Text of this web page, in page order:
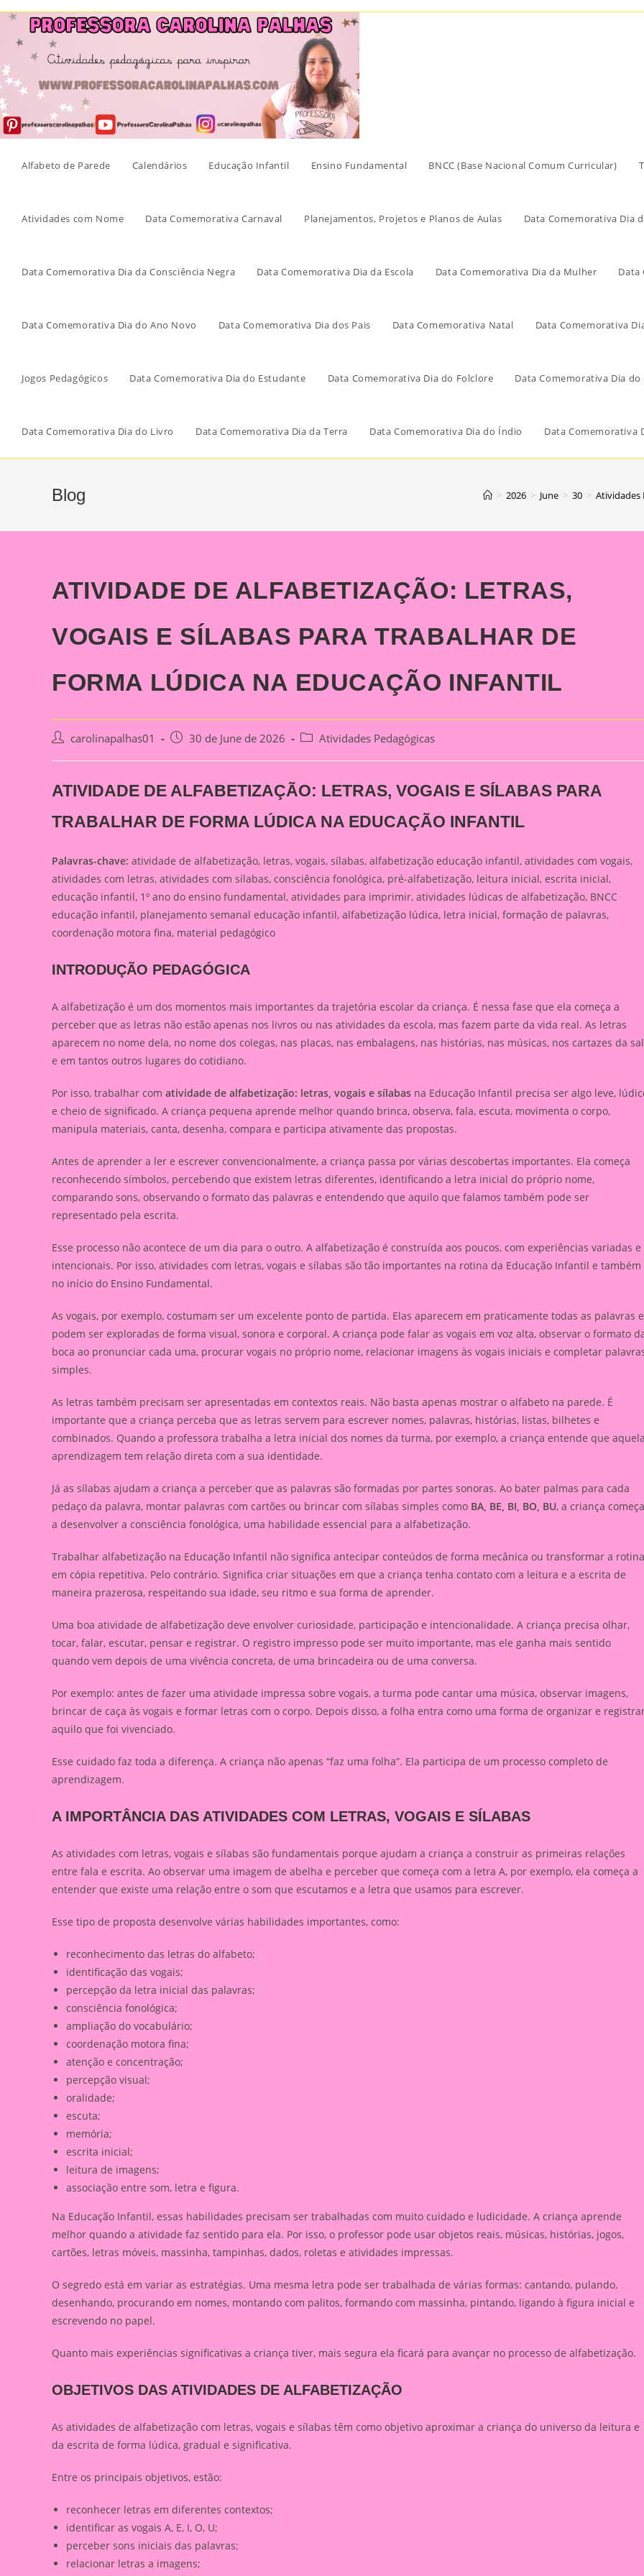
Skip
content
Alfabeto de Parede Calendários Educação Infantil Ensino Fundamental BNCC (Base Nacional Comum Curricular)
Atividades com Nome Data Comemorativa Carnaval Planejamentos, Projetos e Planos de Aulas Data Comemorativa Dia
Data Comemorativa Dia da Consciência Negra Data Comemorativa Dia da Escola Data Comemorativa Dia da Mulher Data
Data Comemorativa Dia do Ano Novo Data Comemorativa Dia dos Pais Data Comemorativa Natal Data Comemorativa
Jogos Pedagógicos Data Comemorativa Dia do Estudante Data Comemorativa Dia do Folclore Data Comemorativa Dia do
Data Comemorativa Dia do Livro Data Comemorativa Dia da Terra Data Comemorativa Dia do Índio Data Comemorativa
Blog > 2026 > June > 30 > Atividades
ATIVIDADE DE ALFABETIZAÇÃO: LETRAS,
VOGAIS E SÍLABAS PARA TRABALHAR DE
FORMA LÚDICA NA EDUCAÇÃO INFANTIL
Post carolinapalhas01
Post30 de June de 2026
PostAtividades Pedagógicas
ATIVIDADE DE ALFABETIZAÇÃO: LETRAS, VOGAIS E SÍLABAS PARA
TRABALHAR DE FORMA LÚDICA NA EDUCAÇÃO INFANTIL
Palavras-chave: atividade de alfabetização, letras, vogais, sílabas, alfabetização educação infantil, atividades com vogais,
atividades com letras, atividades com sílabas, consciência fonológica, pré-alfabetização, leitura inicial, escrita inicial,
educação infantil, 1º ano do ensino fundamental, atividades para imprimir, atividades lúdicas de alfabetização, BNCC
educação infantil, planejamento semanal educação infantil, alfabetização lúdica, letra inicial, formação de palavras,
coordenação motora fina, material pedagógico
INTRODUÇÃO PEDAGÓGICA
A alfabetização é um dos momentos mais importantes da trajetória escolar da criança. É nessa fase que ela começa a
perceber que as letras não estão apenas nos livros ou nas atividades da escola, mas fazem parte da vida real. As letras
aparecem no nome dela, no nome dos colegas, nas placas, nas embalagens, nas histórias, nas músicas, nos cartazes da
e em tantos outros lugares do cotidiano.
Por isso, trabalhar com atividade de alfabetização: letras, vogais e sílabas na Educação Infantil precisa ser algo leve,
e cheio de significado. A criança pequena aprende melhor quando brinca, observa, fala, escuta, movimenta o corpo,
manipula materiais, canta, desenha, compara e participa ativamente das propostas.
Antes de aprender a ler e escrever convencionalmente, a criança passa por várias descobertas importantes. Ela começa
reconhecendo símbolos, percebendo que existem letras diferentes, identificando a letra inicial do próprio nome,
comparando sons, observando o formato das palavras e entendendo que aquilo que falamos também pode ser
representado pela escrita.
Esse processo não acontece de um dia para o outro. A alfabetização é construída aos poucos, com experiências variadas e
intencionais. Por isso, atividades com letras, vogais e sílabas são tão importantes na rotina da Educação Infantil e também
no início do Ensino Fundamental.
As vogais, por exemplo, costumam ser um excelente ponto de partida. Elas aparecem em praticamente todas as palavras e
podem ser exploradas de forma visual, sonora e corporal. A criança pode falar as vogais em voz alta, observar o formato
boca ao pronunciar cada uma, procurar vogais no próprio nome, relacionar imagens às vogais iniciais e completar
simples.
As letras também precisam ser apresentadas em contextos reais. Não basta apenas mostrar o alfabeto na parede. É
importante que a criança perceba que as letras servem para escrever nomes, palavras, histórias, listas, bilhetes e
combinados. Quando a professora trabalha a letra inicial dos nomes da turma, por exemplo, a criança entende que
aprendizagem tem relação direta com a sua identidade.
Já as sílabas ajudam a criança a perceber que as palavras são formadas por partes sonoras. Ao bater palmas para cada
pedaço da palavra, montar palavras com cartões ou brincar com sílabas simples como BA, BE, BI, BO, BU, a criança começa
a desenvolver a consciência fonológica, uma habilidade essencial para a alfabetização.
Trabalhar alfabetização na Educação Infantil não significa antecipar conteúdos de forma mecânica ou transformar a rotina
em cópia repetitiva. Pelo contrário. Significa criar situações em que a criança tenha contato com a leitura e a escrita de
maneira prazerosa, respeitando sua idade, seu ritmo e sua forma de aprender.
Uma boa atividade de alfabetização deve envolver curiosidade, participação e intencionalidade. A criança precisa olhar,
tocar, falar, escutar, pensar e registrar. O registro impresso pode ser muito importante, mas ele ganha mais sentido
quando vem depois de uma vivência concreta, de uma brincadeira ou de uma conversa.
Por exemplo: antes de fazer uma atividade impressa sobre vogais, a turma pode cantar uma música, observar imagens,
brincar de caça às vogais e formar letras com o corpo. Depois disso, a folha entra como uma forma de organizar e
aquilo que foi vivenciado.
Esse cuidado faz toda a diferença. A criança não apenas “faz uma folha”. Ela participa de um processo completo de
aprendizagem.
A IMPORTÂNCIA DAS ATIVIDADES COM LETRAS, VOGAIS E SÍLABAS
As atividades com letras, vogais e sílabas são fundamentais porque ajudam a criança a construir as primeiras relações
entre fala e escrita. Ao observar uma imagem de abelha e perceber que começa com a letra A, por exemplo, ela começa a
entender que existe uma relação entre o som que escutamos e a letra que usamos para escrever.
Esse tipo de proposta desenvolve várias habilidades importantes, como:
reconhecimento das letras do alfabeto;
identificação das vogais;
percepção da letra inicial das palavras;
consciência fonológica;
ampliação do vocabulário;
coordenação motora fina;
atenção e concentração;
percepção visual;
oralidade;
escuta;
memória;
escrita inicial;
leitura de imagens;
associação entre som, letra e figura.
Na Educação Infantil, essas habilidades precisam ser trabalhadas com muito cuidado e ludicidade. A criança aprende
melhor quando a atividade faz sentido para ela. Por isso, o professor pode usar objetos reais, músicas, histórias, jogos,
cartões, letras móveis, massinha, tampinhas, dados, roletas e atividades impressas.
O segredo está em variar as estratégias. Uma mesma letra pode ser trabalhada de várias formas: cantando, pulando,
desenhando, procurando em nomes, montando com palitos, formando com massinha, pintando, ligando à figura inicial e
escrevendo no papel.
Quanto mais experiências significativas a criança tiver, mais segura ela ficará para avançar no processo de alfabetização.
OBJETIVOS DAS ATIVIDADES DE ALFABETIZAÇÃO
As atividades de alfabetização com letras, vogais e sílabas têm como objetivo aproximar a criança do universo da leitura e
da escrita de forma lúdica, gradual e significativa.
Entre os principais objetivos, estão:
reconhecer letras em diferentes contextos;
identificar as vogais A, E, I, O, U;
perceber sons iniciais das palavras;
relacionar letras a imagens;